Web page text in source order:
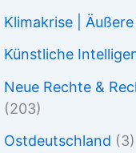
Klimakrise |
Künstliche
Neue Rechte &
(203)
Ostdeutschland (3)